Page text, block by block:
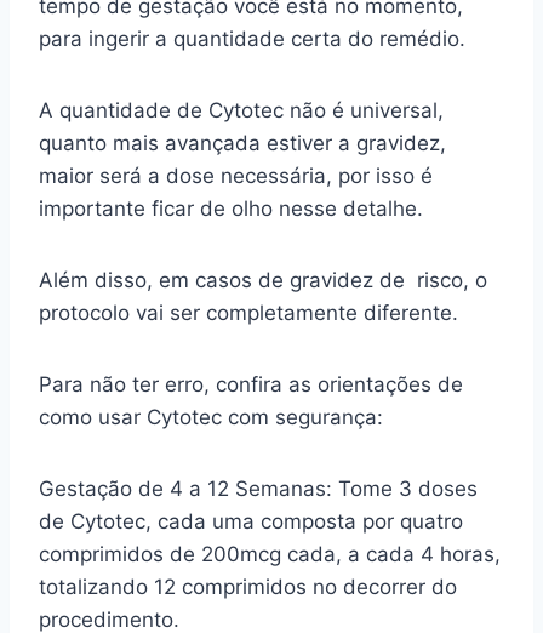
tempo de gestação você está no momento,
para ingerir a quantidade certa do remédio.
A quantidade de Cytotec não é universal,
quanto mais avançada estiver a gravidez,
maior será a dose necessária, por isso é
importante ficar de olho nesse detalhe.
Além disso, em casos de gravidez de risco, o
protocolo vai ser completamente diferente.
Para não ter erro, confira as orientações de
como usar Cytotec com segurança:
Gestação de 4 a 12 Semanas: Tome 3 doses
de Cytotec, cada uma composta por quatro
comprimidos de 200mcg cada, a cada 4 horas,
totalizando 12 comprimidos no decorrer do
procedimento.